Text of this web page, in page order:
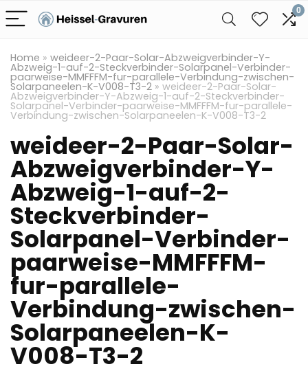
0
Home » weideer-2-Paar-Solar-Abzweigverbinder-Y-
Abzweig-1-auf-2-Steckverbinder-Solarpanel-Verbinder-
paarweise-MMFFFM-fur-parallele-Verbindung-zwischen-
Solarpaneelen-K-V008-T3-2 » weideer-2-Paar-Solar-
Abzweigverbinder-Y-Abzweig-1-auf-2-Steckverbinder-
Solarpanel-Verbinder-paarweise-MMFFFM-fur-parallele-
Verbindung-zwischen-Solarpaneelen-K-V008-T3-2
weideer-2-Paar-Solar-
Abzweigverbinder-Y-
Abzweig-1-auf-2-
Steckverbinder-
Solarpanel-Verbinder-
paarweise-MMFFFM-
fur-parallele-
Verbindung-zwischen-
Solarpaneelen-K-
V008-T3-2